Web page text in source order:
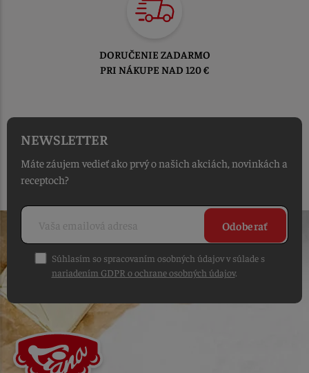
TOVAR ODOSIELAME
DO 1-2 PRACOVNÝCH DNÍ
NEWSLETTER
Máte záujem vedieť ako prvý o našich akciách, novinkách a
receptoch?
Odoberať
Súhlasím so spracovaním osobných údajov v súlade s
nariadením GDPR o ochrane osobných údajov.